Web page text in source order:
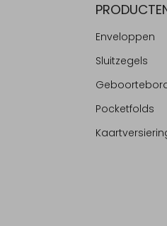
Enveloppen
Sluitzegels
Pocketfolds